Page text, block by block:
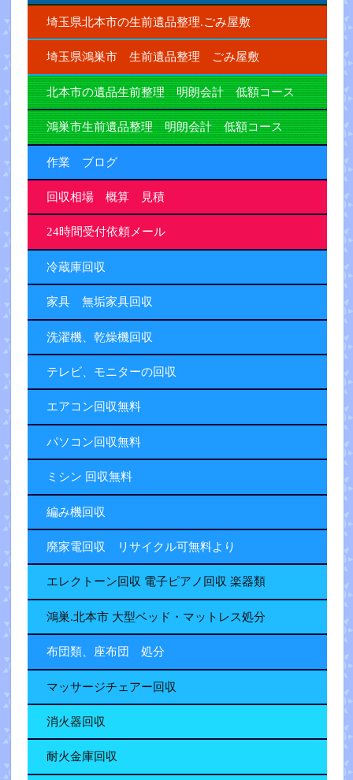
埼玉県北本市の生前遺品整理.ごみ屋敷
埼玉県鴻巣市 生前遺品整理 ごみ屋敷
北本市の遺品生前整理 明朗会計 低額コース
鴻巣市生前遺品整理 明朗会計 低額コース
作業 ブログ
回収相場 概算 見積
24時間受付依頼メール
冷蔵庫回収
家具 無垢家具回収
洗濯機、乾燥機回収
テレビ、モニターの回収
エアコン回収無料
パソコン回収無料
ミシン 回収無料
編み機回収
廃家電回収 リサイクル可無料より
エレクトーン回収 電子ピアノ回収 楽器類
鴻巣.北本市 大型ベッド・マットレス処分
布団類、座布団 処分
マッサージチェアー回収
消火器回収
耐火金庫回収